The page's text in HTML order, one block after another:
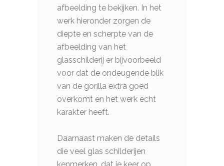
afbeelding te bekijken. In het
werk hieronder zorgen de
diepte en scherpte van de
afbeelding van het
glasschilderij er bijvoorbeeld
voor dat de ondeugende blik
van de gorilla extra goed
overkomt en het werk echt
karakter heeft.
Daarnaast maken de details
die veel glas schilderijen